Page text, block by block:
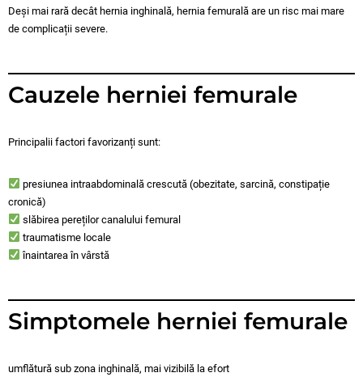
Deși mai rară decât hernia inghinală, hernia femurală are un risc mai mare
de complicații severe.
Cauzele herniei femurale
Principalii factori favorizanți sunt:
presiunea intraabdominală crescută (obezitate, sarcină, constipație
cronică)
slăbirea pereților canalului femural
traumatisme locale
înaintarea în vârstă
Simptomele herniei femurale
umflătură sub zona inghinală, mai vizibilă la efort